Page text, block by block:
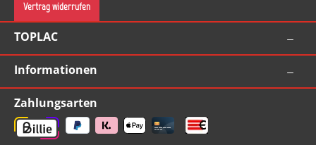
Vertrag widerrufen
TOPLAC
Informationen
Zahlungsarten